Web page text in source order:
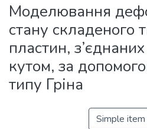
Моделювання
стану складеного
пластин,
кутом, за
типу Гріна
Simple